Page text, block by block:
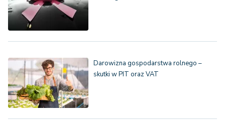
Darowizna gospodarstwa rolnego –
skutki w PIT oraz VAT